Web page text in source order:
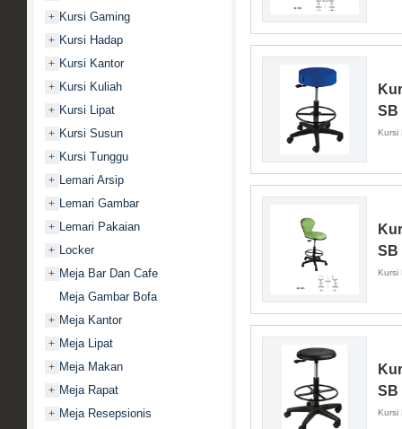
+ Kursi Gaming
+ Kursi Hadap
+ Kursi Kantor
+ Kursi Kuliah
+ Kursi Lipat
+ Kursi Susun
+ Kursi Tunggu
+ Lemari Arsip
+ Lemari Gambar
+ Lemari Pakaian
+ Locker
+ Meja Bar Dan Cafe
Meja Gambar Bofa
+ Meja Kantor
+ Meja Lipat
+ Meja Makan
+ Meja Rapat
+ Meja Resepsionis
SB
Kursi
SB
Kursi
SB
Kursi